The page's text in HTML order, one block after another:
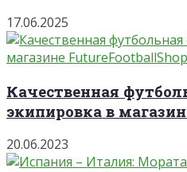
17.06.2025
Качественная
экипировка в
20.06.2023